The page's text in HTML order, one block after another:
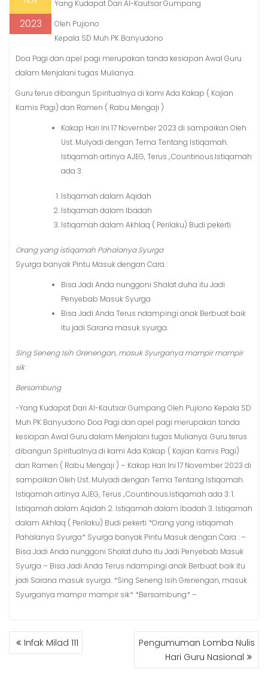
2023
Yang Kudapat Dari Al-Kautsar Gumpang
Oleh Pujiono
Kepala SD Muh PK Banyudono
Doa Pagi dan apel pagi merupakan tanda kesiapan Awal Guru
dalam Menjalani tugas Mulianya.
Guru terus dibangun Spiritualnya di kami Ada Kakap ( Kajian
Kamis Pagi) dan Ramen ( Rabu Mengaji )
Kakap Hari Ini 17 November 2023 di sampaikan Oleh
Ust. Mulyadi dengan Tema Tentang Istiqamah.
Istiqamah artinya AJEG, Terus ,.Countinous.Istiqamah
ada 3:
Istiqamah dalam Aqidah
Istiqamah dalam Ibadah
Istiqamah dalam Akhlaq ( Perilaku) Budi pekerti
Orang yang istiqamah Pahalanya Syurga
Syurga banyak Pintu Masuk dengan Cara :
Bisa Jadi Anda nunggoni Shalat duha itu Jadi
Penyebab Masuk Syurga
Bisa Jadi Anda Terus ndampingi anak Berbuat baik
itu jadi Sarana masuk syurga.
Sing Seneng Isih Grenengan, masuk Syurganya mampir mampir
sik
Bersambung
-Yang Kudapat Dari Al-Kautsar Gumpang Oleh Pujiono Kepala SD
Muh PK Banyudono Doa Pagi dan apel pagi merupakan tanda
kesiapan Awal Guru dalam Menjalani tugas Mulianya. Guru terus
dibangun Spiritualnya di kami Ada Kakap ( Kajian Kamis Pagi)
dan Ramen ( Rabu Mengaji ) – Kakap Hari Ini 17 November 2023 di
sampaikan Oleh Ust. Mulyadi dengan Tema Tentang Istiqamah.
Istiqamah artinya AJEG, Terus ,.Countinous.Istiqamah ada 3: 1.
Istiqamah dalam Aqidah 2. Istiqamah dalam Ibadah 3. Istiqamah
dalam Akhlaq ( Perilaku) Budi pekerti *Orang yang istiqamah
Pahalanya Syurga* Syurga banyak Pintu Masuk dengan Cara : –
Bisa Jadi Anda nunggoni Shalat duha itu Jadi Penyebab Masuk
Syurga – Bisa Jadi Anda Terus ndampingi anak Berbuat baik itu
jadi Sarana masuk syurga. *Sing Seneng Isih Grenengan, masuk
Syurganya mampir mampir sik* *Bersambung* –
POST
NAVIGATION
Infak Milad 111
Pengumuman Lomba Nulis
Hari Guru Nasional